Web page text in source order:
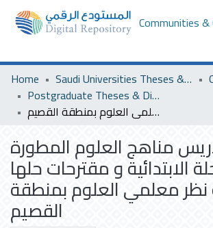
Communities
Home
Saudi Universities Theses & Dissertations
Postgraduate Theses & Dissertations
مشكلات تدريس مناهج العلوم المطورة في المرحلة الابتدائية و مقترحات حلها من وجهة نظر معلمي العلوم بمنطقة القصيم
مناهج العلوم المطورة
الابتدائية و مقترحات حلها
معلمي العلوم بمنطقة
القصيم